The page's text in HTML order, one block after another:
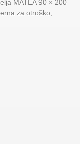
MATEA 90 × 200
za otroško,